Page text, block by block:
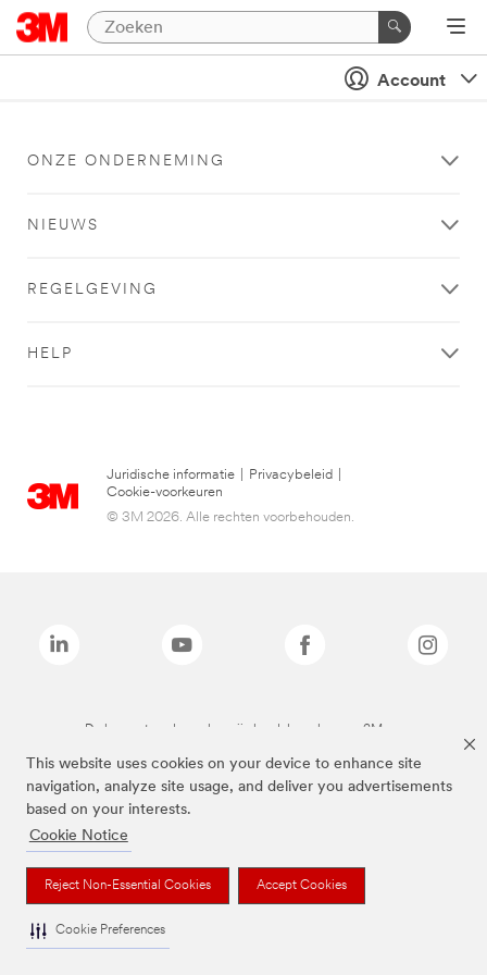
This website uses cookies on your device to enhance site
navigation, analyze site usage, and deliver you advertisements
based on your interests.
Cookie Notice
Reject Non-Essential Cookies Accept Cookies
Cookie Preferences
Account
ONZE ONDERNEMING
NIEUWS
REGELGEVING
HELP
Juridische informatie Privacybeleid
Cookie-voorkeuren
© 3M 2026. Alle rechten voorbehouden.
De bovenstaande merken zijn handelsmerken van 3M.we